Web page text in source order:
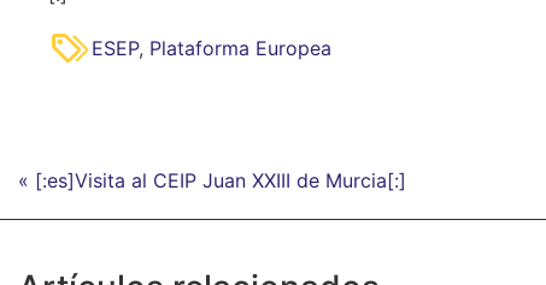
ESEP, Plataforma Europea
« [:es]Visita al CEIP Juan XXIII de Murcia[:]